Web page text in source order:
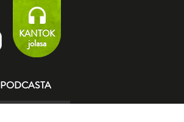
KANTOK
jolasa
PODCASTA